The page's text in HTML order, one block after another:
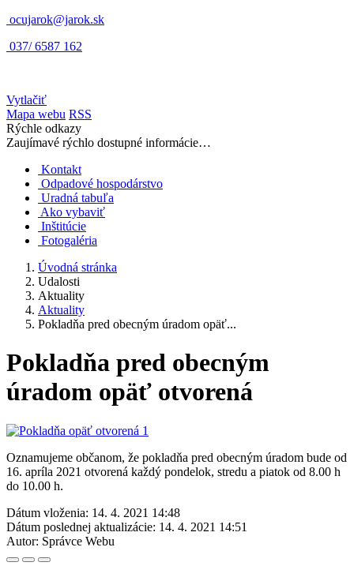
ocujarok@jarok.sk
037/ 6587 162
Vytlačiť
Mapa webu RSS
Rýchle odkazy
Zaujímavé rýchlo dostupné informácie…
Kontakt
Odpadové hospodárstvo
Uradná tabuľa
Ako vybaviť
Inštitúcie
Fotogaléria
Úvodná stránka
Udalosti
Aktuality
Aktuality
Pokladňa pred obecným úradom opäť...
Pokladňa pred obecným
úradom opäť otvorená
Oznamujeme občanom, že pokladňa pred obecným úradom bude od
16. apríla 2021 otvorená každý pondelok, stredu a piatok od 8.00 h
do 10.00 h.
Dátum vloženia: 14. 4. 2021 14:48
Dátum poslednej aktualizácie: 14. 4. 2021 14:51
Autor: Správce Webu